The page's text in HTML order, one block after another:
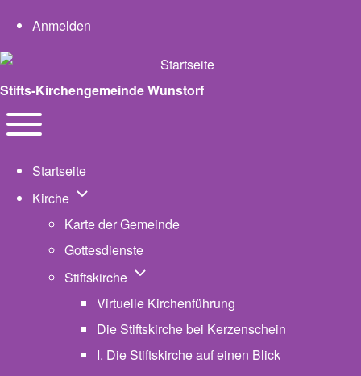
User account menu
Anmelden
Stifts-Kirchengemeinde Wunstorf
Navigation
Startseite
Kirche Unternavigation von Kirche
Karte der Gemeinde
Gottesdienste
Stiftskirche Unternavigation von Stiftskirche
Virtuelle Kirchenführung
Die Stiftskirche bei Kerzenschein
I. Die Stiftskirche auf einen Blick